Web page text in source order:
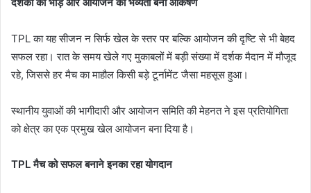
दर्शकों की भीड़ और आयोजन की भव्यता बनी आकर्षण
TPL का यह सीजन न सिर्फ खेल के स्तर पर बल्कि आयोजन की दृष्टि से भी बेहद
सफल रहा। रात के समय खेले गए मुकाबलों में बड़ी संख्या में दर्शक मैदान में मौजूद
रहे, जिससे हर मैच का माहौल किसी बड़े टूर्नामेंट जैसा महसूस हुआ।
स्थानीय युवाओं की भागीदारी और आयोजन समिति की मेहनत ने इस प्रतियोगिता
को क्षेत्र का एक प्रमुख खेल आयोजन बना दिया है।
TPL मैच को सफल बनाने इनका रहा योगदान